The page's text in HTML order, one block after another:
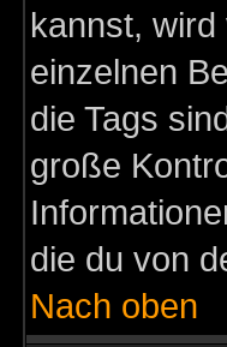
kannst,
einzelnen
die Tags
große
die du von
Nach oben